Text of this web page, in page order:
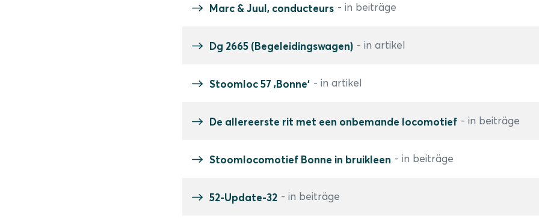
Marc & Juul, conducteurs - in beiträge
Dg 2665 (Begeleidingswagen) - in artikel
Stoomloc 57 ‚Bonne‘ - in artikel
De allereerste rit met een onbemande locomotief - in beiträge
Stoomlocomotief Bonne in bruikleen - in beiträge
52-Update-32 - in beiträge